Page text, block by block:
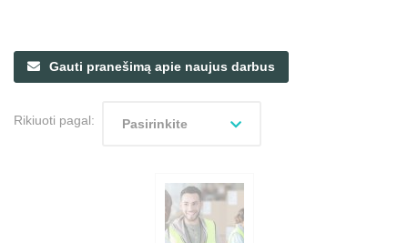
Gauti pranešimą apie naujus darbus
Rikiuoti pagal: Pasirinkite